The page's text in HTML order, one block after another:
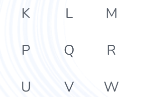
K
L M
P
Q R
U
V W